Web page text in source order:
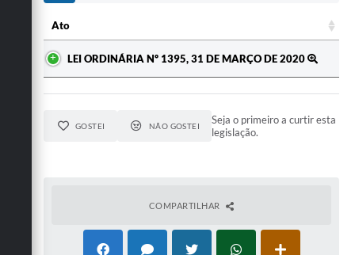
Ato
LEI ORDINÁRIA Nº 1395, 31 DE MARÇO DE 2020
GOSTEI NÃO GOSTEI
Seja o primeiro a curtir esta
legislação.
COMPARTILHAR